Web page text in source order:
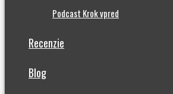
Podcast Krok vpred
Recenzie
Blog